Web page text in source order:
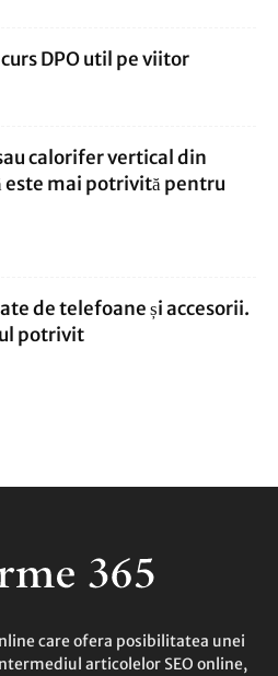
DPO util pe viitor
calorifer vertical din
este mai potrivită pentru
de telefoane și accesorii.
potrivit
care ofera posibilitatea unei
articolelor SEO online,